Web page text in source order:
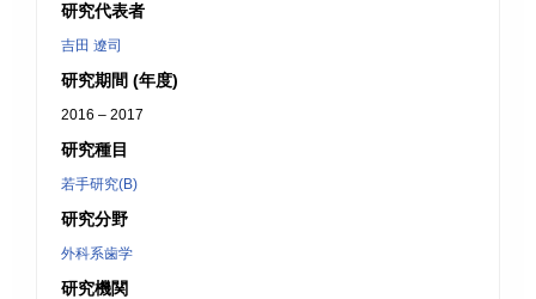
研究代表者
吉田 遼司
研究期間 (年度)
2016 – 2017
研究種目
若手研究(B)
研究分野
外科系歯学
研究機関